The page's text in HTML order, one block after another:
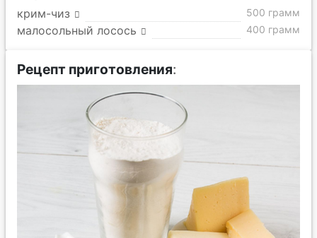
крим-чиз 500 грамм
малосольный лосось 400 грамм
Рецепт приготовления: